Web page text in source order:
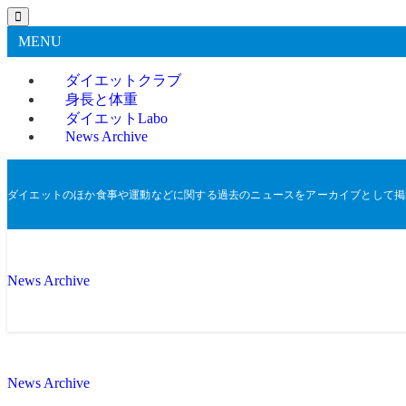
MENU
ダイエットクラブ
身長と体重
ダイエットLabo
News Archive
ダイエットのほか食事や運動などに関する過去のニュースをアーカイブとして
News Archive
News Archive